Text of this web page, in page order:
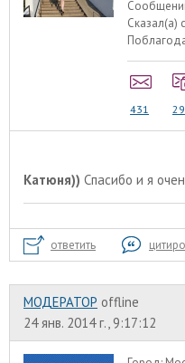
Сказал(а)
431 29
Катюня)) Спасибо и я
ответить
МОДЕРАТОР offline
24 янв. 2014 г., 9:17:12